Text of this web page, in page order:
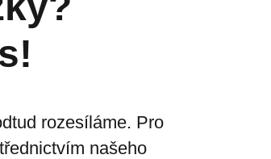
rozesíláme. Pro
našeho